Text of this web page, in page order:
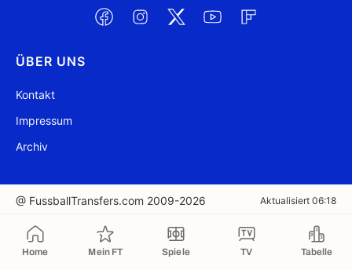
Home Mein FT Spiele TV Tabelle
ÜBER UNS
Kontakt
Impressum
Archiv
@ FussballTransfers.com 2009-2026 Aktualisiert 06:18
In die Zwischenablage kopiert